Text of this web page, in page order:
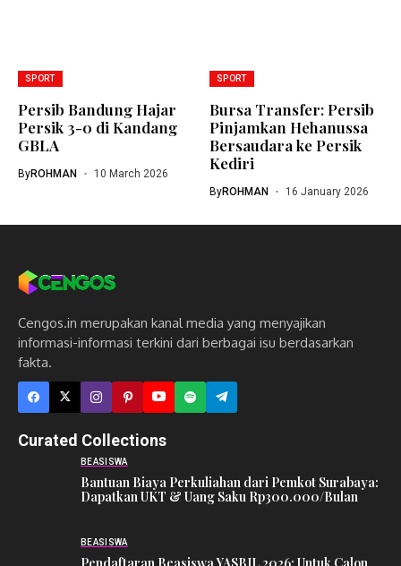
SPORT
Persib Bandung Hajar
Persik 3-0 di Kandang
GBLA
ByROHMAN 10 March 2026
SPORT
Bursa Transfer: Persib
Pinjamkan Hehanussa
Bersaudara ke Persik
Kediri
ByROHMAN 16 January 2026
Cengos.in merupakan kanal media yang menyajikan
informasi-informasi terkini dari berbagai isu berdasarkan
fakta.
Curated Collections
BEASISWA
Bantuan Biaya Perkuliahan dari Pemkot Surabaya:
Dapatkan UKT & Uang Saku Rp300.000/Bulan
BEASISWA